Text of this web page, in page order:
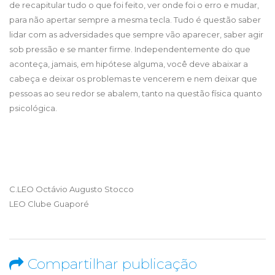
de recapitular tudo o que foi feito, ver onde foi o erro e mudar,
para não apertar sempre a mesma tecla. Tudo é questão saber
lidar com as adversidades que sempre vão aparecer, saber agir
sob pressão e se manter firme. Independentemente do que
aconteça, jamais, em hipótese alguma, você deve abaixar a
cabeça e deixar os problemas te vencerem e nem deixar que
pessoas ao seu redor se abalem, tanto na questão física quanto
psicológica.
C.LEO Octávio Augusto Stocco
LEO Clube Guaporé
Compartilhar publicação